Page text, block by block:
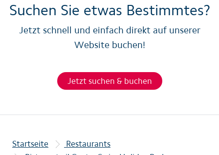
Suchen Sie etwas Bestimmtes?
Jetzt schnell und einfach direkt auf unserer
Website buchen!
Jetzt suchen & buchen
Startseite
Restaurants